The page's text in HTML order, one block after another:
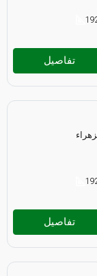
تفاصيل
تفاصيل